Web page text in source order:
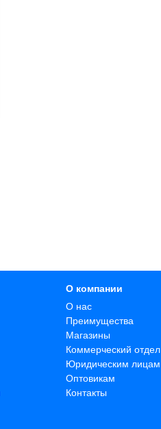
О компании
О нас
Преимущества
Магазины
Коммерческий отдел
Юридическим лицам
Оптовикам
Контакты